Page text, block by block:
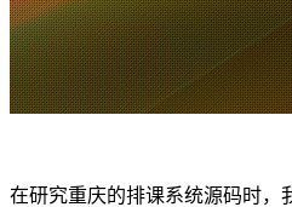
在研究重庆的排课系统源码时，